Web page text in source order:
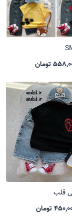
تومان
قلب
تومان